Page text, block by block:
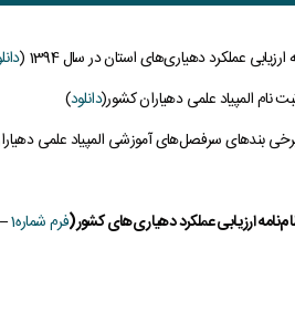
ارزيابی عملکرد دهياری‌های استان در سال 1394 (
نام المپياد علمی دهياران کشور(دانلود)
بندهای سرفصل‌های آموزشی المپياد علمی
ارزيابی عملکرد دهياری‌های کشور(فرم شماره1 –